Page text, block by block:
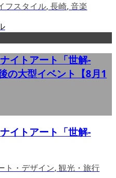
フスタイル, 長崎, 音楽
イトアート「世解-
の大型イベント【8月1
イトアート「世解-
ト・デザイン, 観光・旅行